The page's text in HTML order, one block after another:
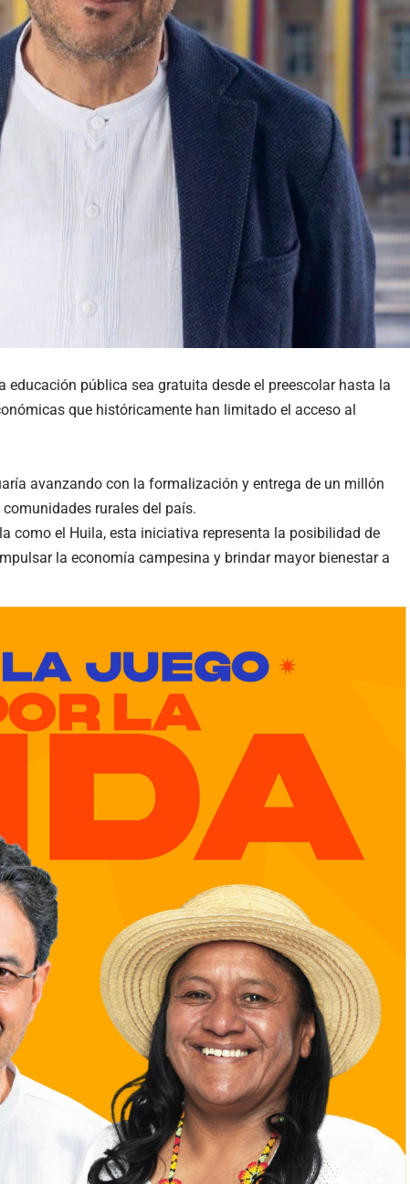
educación pública sea gratuita desde el preescolar hasta la
que históricamente han limitado el acceso al
avanzando con la formalización y entrega de un millón
rurales del país.
como el Huila, esta iniciativa representa la posibilidad de
la economía campesina y brindar mayor bienestar a